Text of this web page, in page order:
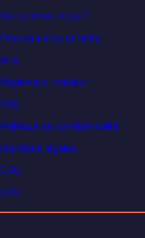
Qui sommes-nous ?
Financements et tarifs
Avis
Règlement intérieur
FAQ
Politique de confidentialité
Mentions légales
CGU
CGV